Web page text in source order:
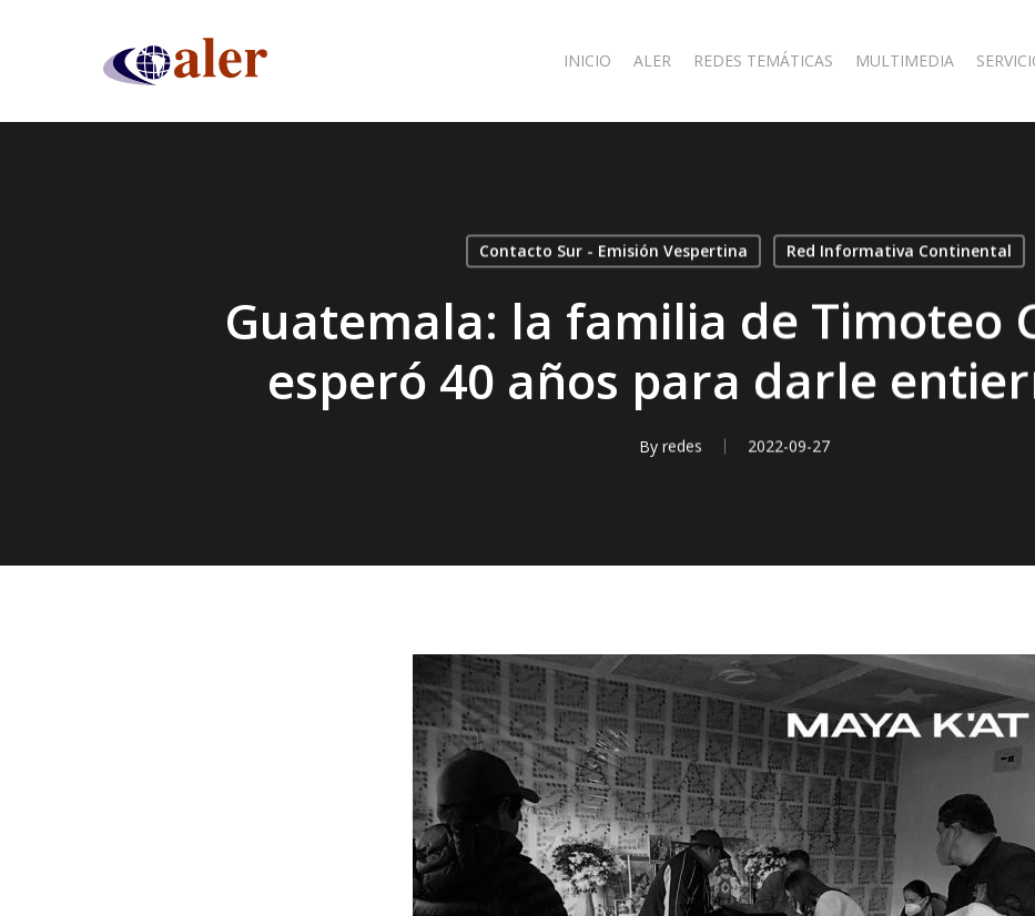
Presiona "ENTER" para buscar o "ESC" para cerrar
INICIO ALER REDES TEMÁTICAS MULTIMEDIA
Contacto Sur - Emisión Vespertina Red Informativa Continental
Guatemala: la familia de Timoteo
esperó 40 años para darle
By redes 2022-09-27